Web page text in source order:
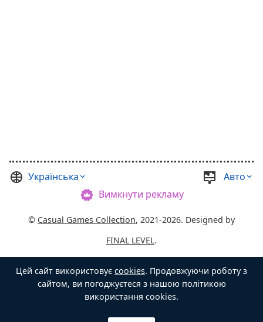
Українська
Авто
Вимкнути рекламу
© Casual Games Collection, 2021-2026. Designed by
FINAL LEVEL.
Угода користувача
Політика конфіденційності
Господар Скрині
Цей сайт використовує cookies. Продовжуючи роботу з
сайтом, ви погоджуєтеся з нашою політикою
використання cookies.